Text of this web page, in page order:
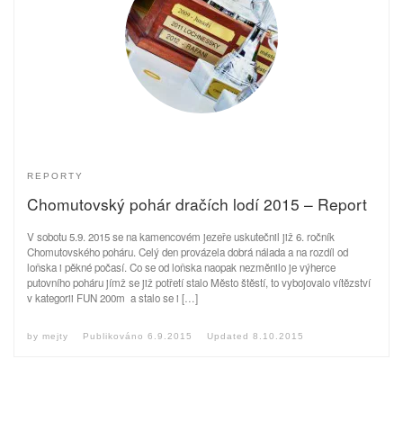
REPORTY
Chomutovský pohár dračích lodí 2015 – Report
V sobotu 5.9. 2015 se na kamencovém jezeře uskutečnil již 6. ročník
Chomutovského poháru. Celý den provázela dobrá nálada a na rozdíl od
loňska i pěkné počasí. Co se od loňska naopak nezměnilo je výherce
putovního poháru jímž se již potřetí stalo Město štěstí, to vybojovalo vítězství
v kategorii FUN 200m a stalo se i […]
by mejty Publikováno 6.9.2015 Updated 8.10.2015